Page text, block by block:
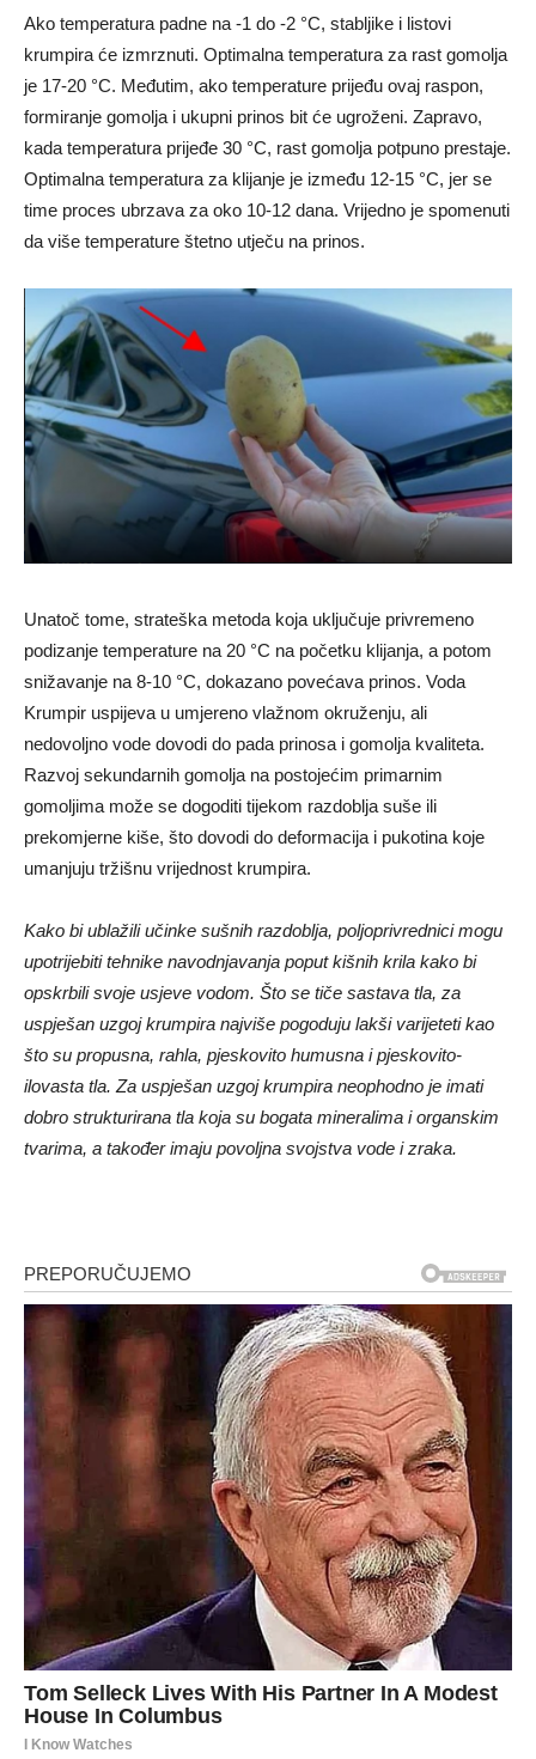
Ako temperatura padne na -1 do -2 °C, stabljike i listovi
krumpira će izmrznuti. Optimalna temperatura za rast gomolja
je 17-20 °C. Međutim, ako temperature prijeđu ovaj raspon,
formiranje gomolja i ukupni prinos bit će ugroženi. Zapravo,
kada temperatura prijeđe 30 °C, rast gomolja potpuno prestaje.
Optimalna temperatura za klijanje je između 12-15 °C, jer se
time proces ubrzava za oko 10-12 dana. Vrijedno je spomenuti
da više temperature štetno utječu na prinos.
Unatoč tome, strateška metoda koja uključuje privremeno
podizanje temperature na 20 °C na početku klijanja, a potom
snižavanje na 8-10 °C, dokazano povećava prinos. Voda
Krumpir uspijeva u umjereno vlažnom okruženju, ali
nedovoljno vode dovodi do pada prinosa i gomolja kvaliteta.
Razvoj sekundarnih gomolja na postojećim primarnim
gomoljima može se dogoditi tijekom razdoblja suše ili
prekomjerne kiše, što dovodi do deformacija i pukotina koje
umanjuju tržišnu vrijednost krumpira.
Kako bi ublažili učinke sušnih razdoblja, poljoprivrednici mogu
upotrijebiti tehnike navodnjavanja poput kišnih krila kako bi
opskrbili svoje usjeve vodom. Što se tiče sastava tla, za
uspješan uzgoj krumpira najviše pogoduju lakši varijeteti kao
što su propusna, rahla, pjeskovito humusna i pjeskovito-
ilovasta tla. Za uspješan uzgoj krumpira neophodno je imati
dobro strukturirana tla koja su bogata mineralima i organskim
tvarima, a također imaju povoljna svojstva vode i zraka.